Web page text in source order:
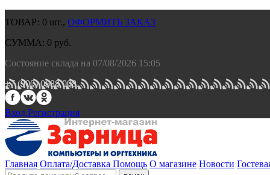
ТОВАР: 0 шт., ОФОРМИТЬ ЗАКАЗ
СУММА: 0 руб.
Состояние склада на 07/08/2026 15:05
+7 (900) 0688 008.
Вход.Регистрация
Главная Оплата/Доставка Помощь О магазине Новости